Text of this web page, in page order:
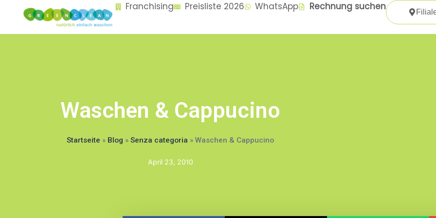
content Franchising Preisliste 2026 WhatsApp Rechnung suchen
Waschen & Cappucino
Startseite » Blog » Senza categoria » Waschen & Cappucino
April 23, 2010